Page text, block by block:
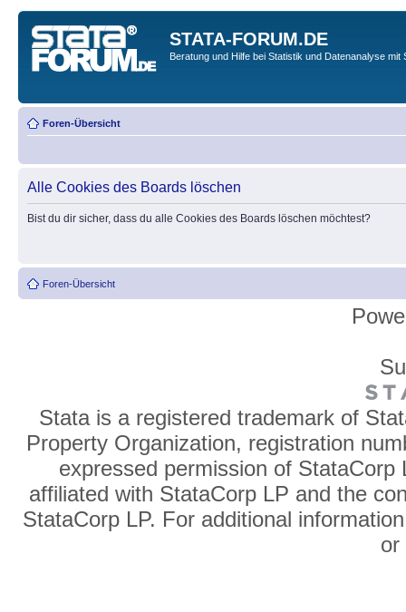
STATA-FORUM.DE
Beratung und Hilfe bei Statistik und Datenanalyse mit
Foren-Übersicht
Alle Cookies des Boards löschen
Bist du dir sicher, dass du alle Cookies des Boards löschen möchtest?
Foren-Übersicht
Stata is a registered trademark of
Property Organization, registration
expressed permission of
affiliated with StataCorp LP and the
StataCorp LP. For additional
or